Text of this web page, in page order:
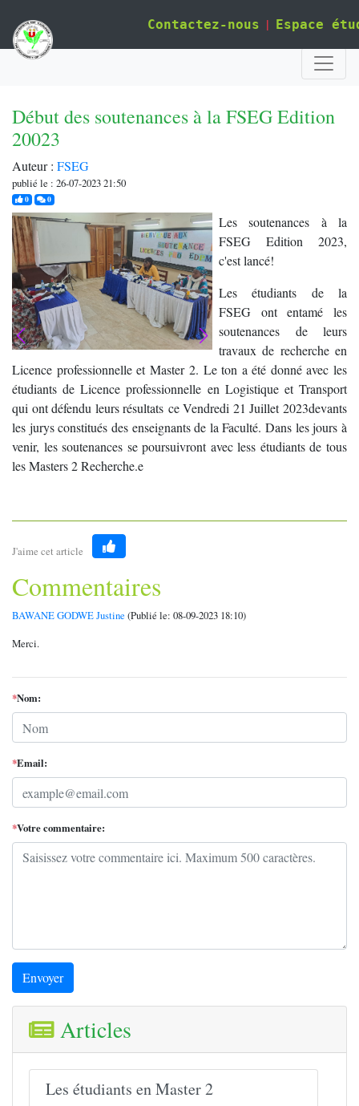
Contactez-nous | Espace
Début des soutenances à la FSEG Edition
20023
Auteur : FSEG
publié le : 26-07-2023 21:50
0j'aime0commentaires
Les soutenances à la
FSEG Edition 2023,
c'est lancé!
Les étudiants de la
FSEG ont entamé les
soutenances de leurs
travaux de recherche en
Licence professionnelle et Master 2. Le ton a été donné avec les
étudiants de Licence professionnelle en Logistique et Transport
qui ont défendu leurs résultats ce Vendredi 21 Juillet 2023devants
les jurys constitués des enseignants de la Faculté. Dans les jours à
venir, les soutenances se poursuivront avec less étudiants de tous
les Masters 2 Recherche.e
J'aime cet article
Like
Commentaires
BAWANE GODWE Justine (Publié le: 08-09-2023 18:10)
Merci.
*Nom:
*Email:
*Votre commentaire:
Envoyer
Articles
Les étudiants en Master 2